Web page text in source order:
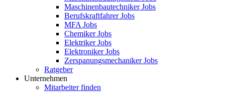
Maschinenbautechniker Jobs
Berufskraftfahrer Jobs
MFA Jobs
Chemiker Jobs
Elektriker Jobs
Elektroniker Jobs
Zerspanungsmechaniker Jobs
Ratgeber
Unternehmen
Mitarbeiter finden